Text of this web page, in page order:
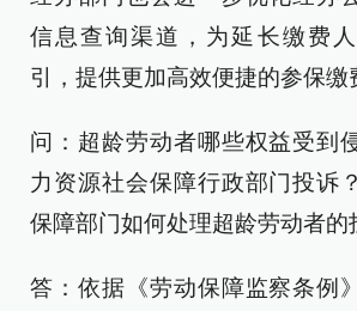
信息查询渠道，为延长缴费
引，提供更加高效便捷的参保缴
问：超龄劳动者哪些权益受到
力资源社会保障行政部门投诉
保障部门如何处理超龄劳动者的
答：依据《劳动保障监察条例